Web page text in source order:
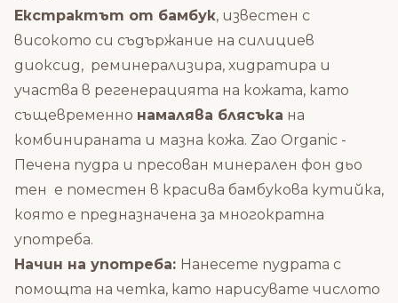
Екстрактът от бамбук, известен с
високото си съдържание на силициев
диоксид, реминерализира, хидратира и
участва в регенерацията на кожата, като
същевременно намалява блясъка на
комбинираната и мазна кожа. Zao Organic -
Печена пудра и пресован минерален фон дьо
тен е поместен в красива бамбукова кутийка,
която е предназначена за многократна
употреба.
Начин на употреба: Нанесете пудрата с
помощта на четка, като нарисувате числото